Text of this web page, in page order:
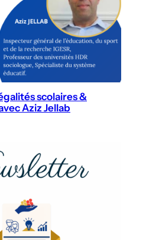
scolaires &
Aziz Jellab